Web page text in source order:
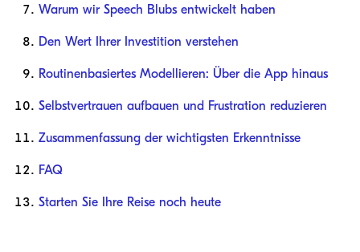
Warum wir Speech Blubs entwickelt haben
Den Wert Ihrer Investition verstehen
Routinenbasiertes Modellieren: Über die App hinaus
Selbstvertrauen aufbauen und Frustration reduzieren
Zusammenfassung der wichtigsten Erkenntnisse
FAQ
Starten Sie Ihre Reise noch heute